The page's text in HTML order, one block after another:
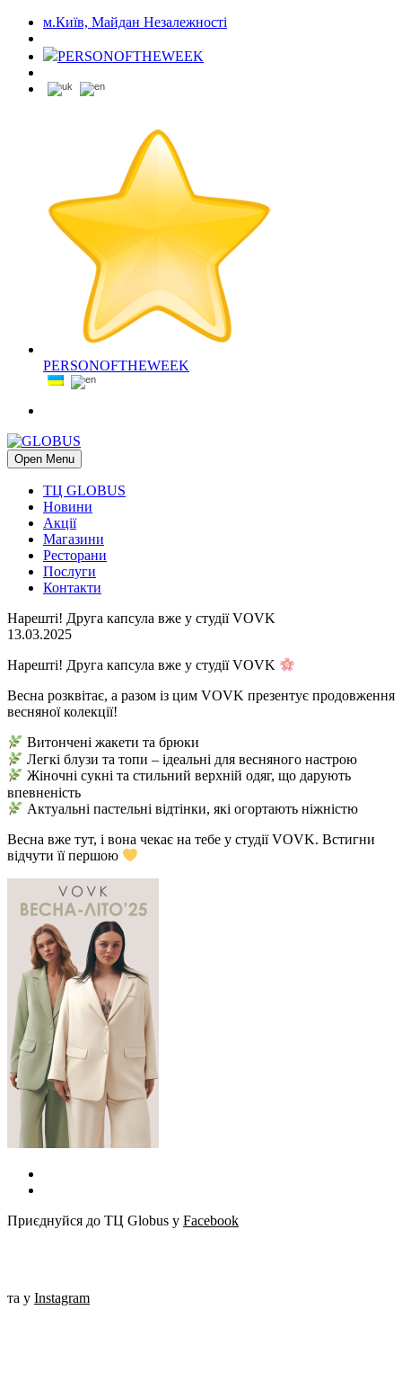
м.Київ, Майдан Незалежності
PERSONOFTHEWEEK
PERSONOFTHEWEEK
Open Menu
ТЦ GLOBUS
Новини
Акції
Магазини
Ресторани
Послуги
Контакти
Нарешті! Друга капсула вже у студії VOVK
13.03.2025
Нарешті! Друга капсула вже у студії VOVK
Весна розквітає, а разом із цим VOVK презентує продовження
весняної колекції!
Витончені жакети та брюки
Легкі блузи та топи – ідеальні для весняного настрою
Жіночні сукні та стильний верхній одяг, що дарують
впевненість
Актуальні пастельні відтінки, які огортають ніжністю
Весна вже тут, і вона чекає на тебе у студії VOVK. Встигни
відчути її першою
Приєднуйся до ТЦ Globus у Facebook
та у Instagram